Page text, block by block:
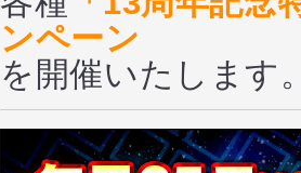
ンペーン
を開催いたします